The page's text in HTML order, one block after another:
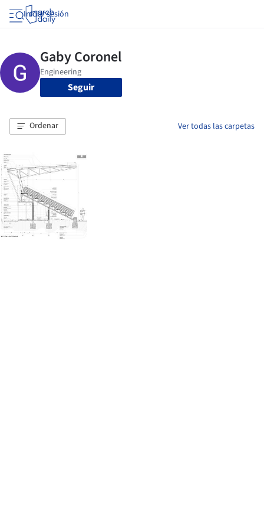
Iniciar sesión
Seguir
Ordenar Ver todas las carpetas